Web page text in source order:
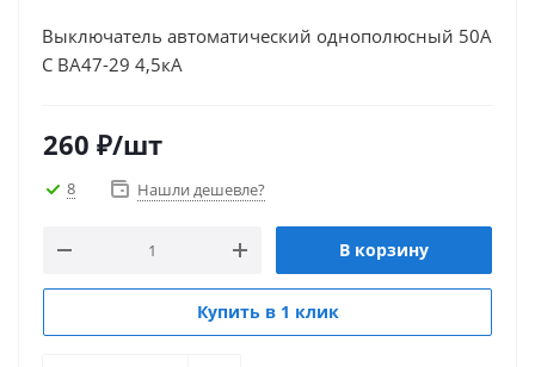
Выключатель автоматический однополюсный 50А
С ВА47-29 4,5кА
260 ₽/шт
8 Нашли дешевле?
В корзину
Купить в 1 клик